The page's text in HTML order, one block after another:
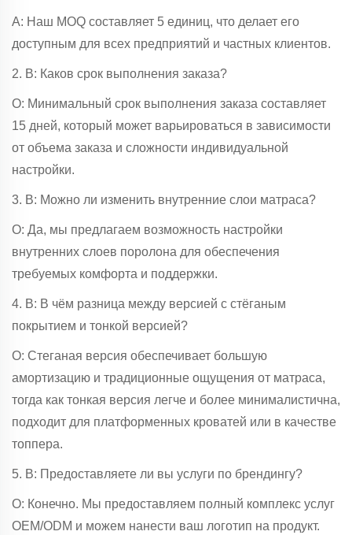
A: Наш MOQ составляет 5 единиц, что делает его
доступным для всех предприятий и частных клиентов.
2. В: Каков срок выполнения заказа?
О: Минимальный срок выполнения заказа составляет
15 дней, который может варьироваться в зависимости
от объема заказа и сложности индивидуальной
настройки.
3. В: Можно ли изменить внутренние слои матраса?
О: Да, мы предлагаем возможность настройки
внутренних слоев поролона для обеспечения
требуемых комфорта и поддержки.
4. В: В чём разница между версией с стёганым
покрытием и тонкой версией?
О: Стеганая версия обеспечивает большую
амортизацию и традиционные ощущения от матраса,
тогда как тонкая версия легче и более минималистична,
подходит для платформенных кроватей или в качестве
топпера.
5. В: Предоставляете ли вы услуги по брендингу?
О: Конечно. Мы предоставляем полный комплекс услуг
OEM/ODM и можем нанести ваш логотип на продукт.